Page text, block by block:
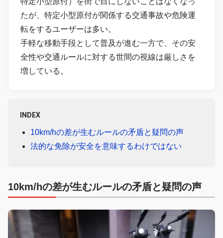
たが、特定小型原付が関係する交通事故や危険運
転をするユーザーは多い。
手軽な移動手段として普及が進む一方で、その安
全性や交通ルールに対する世間の視線は厳しさを
増している。
INDEX
10km/hの差が生むルールの矛盾と疑問の声
法的な免除が安全を意味するわけではない
10km/hの差が生むルールの矛盾と疑問の声